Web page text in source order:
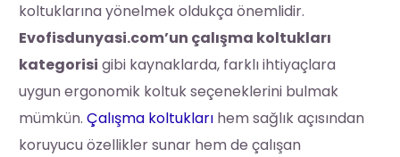
koltuklarına yönelmek oldukça önemlidir.
Evofisdunyasi.com’un çalışma koltukları
kategorisi gibi kaynaklarda, farklı ihtiyaçlara
uygun ergonomik koltuk seçeneklerini bulmak
mümkün.Çalışma koltukları hem sağlık açısından
koruyucu özellikler sunar hem de çalışan